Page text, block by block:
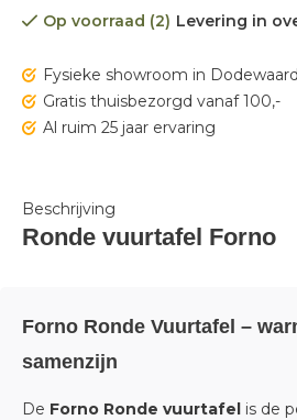
Op voorraad (2) Levering in
Fysieke showroom in Dodewaard
Gratis thuisbezorgd vanaf 100,-
Al ruim 25 jaar ervaring
Beschrijving
Ronde vuurtafel Forno
Forno Ronde Vuurtafel –
samenzijn
De Forno Ronde vuurtafel is de